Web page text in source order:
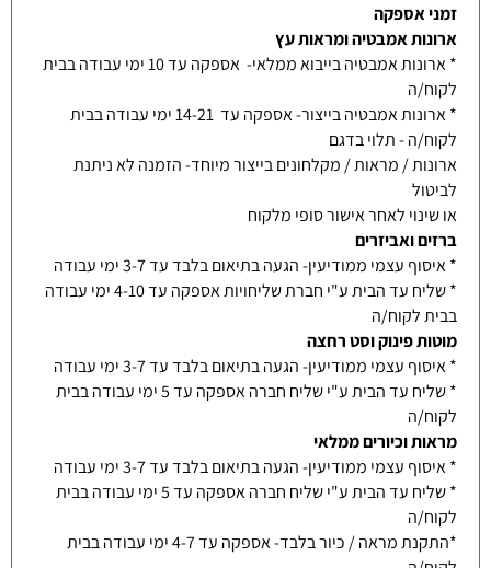
זמני אספקה
ארונות אמבטיה ומראות עץ
* ארונות אמבטיה בייבוא ממלאי- אספקה עד 10 ימי עבודה בבית
לקוח/ה
* ארונות אמבטיה בייצור- אספקה עד 14-21 ימי עבודה בבית
לקוח/ה - תלוי בדגם
ארונות / מראות / מקלחונים בייצור מיוחד- הזמנה לא ניתנת
לביטול
או שינוי לאחר אישור סופי מלקוח
ברזים ואביזרים
* איסוף עצמי ממודיעין- הגעה בתיאום בלבד עד 3-7 ימי עבודה
* שליח עד הבית ע"י חברת שליחויות אספקה עד 4-10 ימי עבודה
בבית לקוח/ה
מוטות פינוק וסט רחצה
* איסוף עצמי ממודיעין- הגעה בתיאום בלבד עד 3-7 ימי עבודה
* שליח עד הבית ע"י שליח חברה אספקה עד 5 ימי עבודה בבית
לקוח/ה
מראות וכיורים ממלאי
* איסוף עצמי ממודיעין- הגעה בתיאום בלבד עד 3-7 ימי עבודה
* שליח עד הבית ע"י שליח חברה אספקה עד 5 ימי עבודה בבית
לקוח/ה
*התקנת מראה / כיור בלבד- אספקה עד 4-7 ימי עבודה בבית